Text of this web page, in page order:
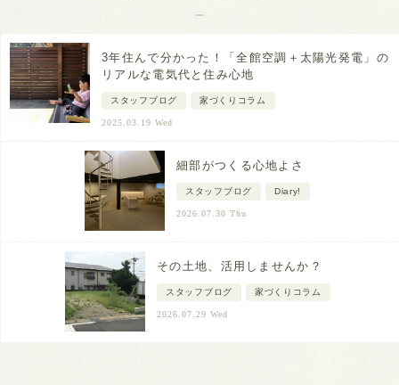
3年住んで分かった！「全館空調＋太陽光発電」の
リアルな電気代と住み心地
スタッフブログ 家づくりコラム
2025.03.19 Wed
細部がつくる心地よさ
スタッフブログ Diary!
2026.07.30 Thu
その土地、活用しませんか？
スタッフブログ 家づくりコラム
2026.07.29 Wed